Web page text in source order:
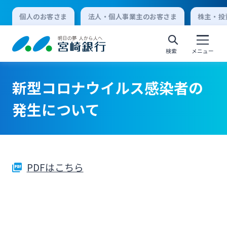
個人のお客さま 法人・個人事業主のお客さま 株主・
検索 メニュー
個人向けインターネットバンキング
ログオン
法人向けインターネットバンキング
新型コロナウイルス感染者の
発生について
PDFはこちら